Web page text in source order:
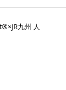
九州 人